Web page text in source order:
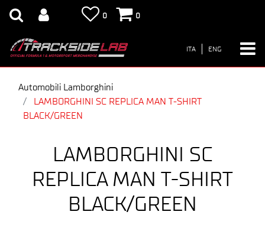
0 0
ITA ENG
Automobili Lamborghini
LAMBORGHINI SC REPLICA MAN T-SHIRT
BLACK/GREEN
LAMBORGHINI SC
REPLICA MAN T-SHIRT
BLACK/GREEN